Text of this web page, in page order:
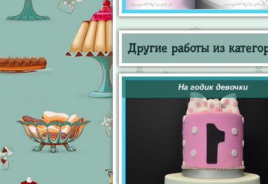
Другие работы из
На годик девочки